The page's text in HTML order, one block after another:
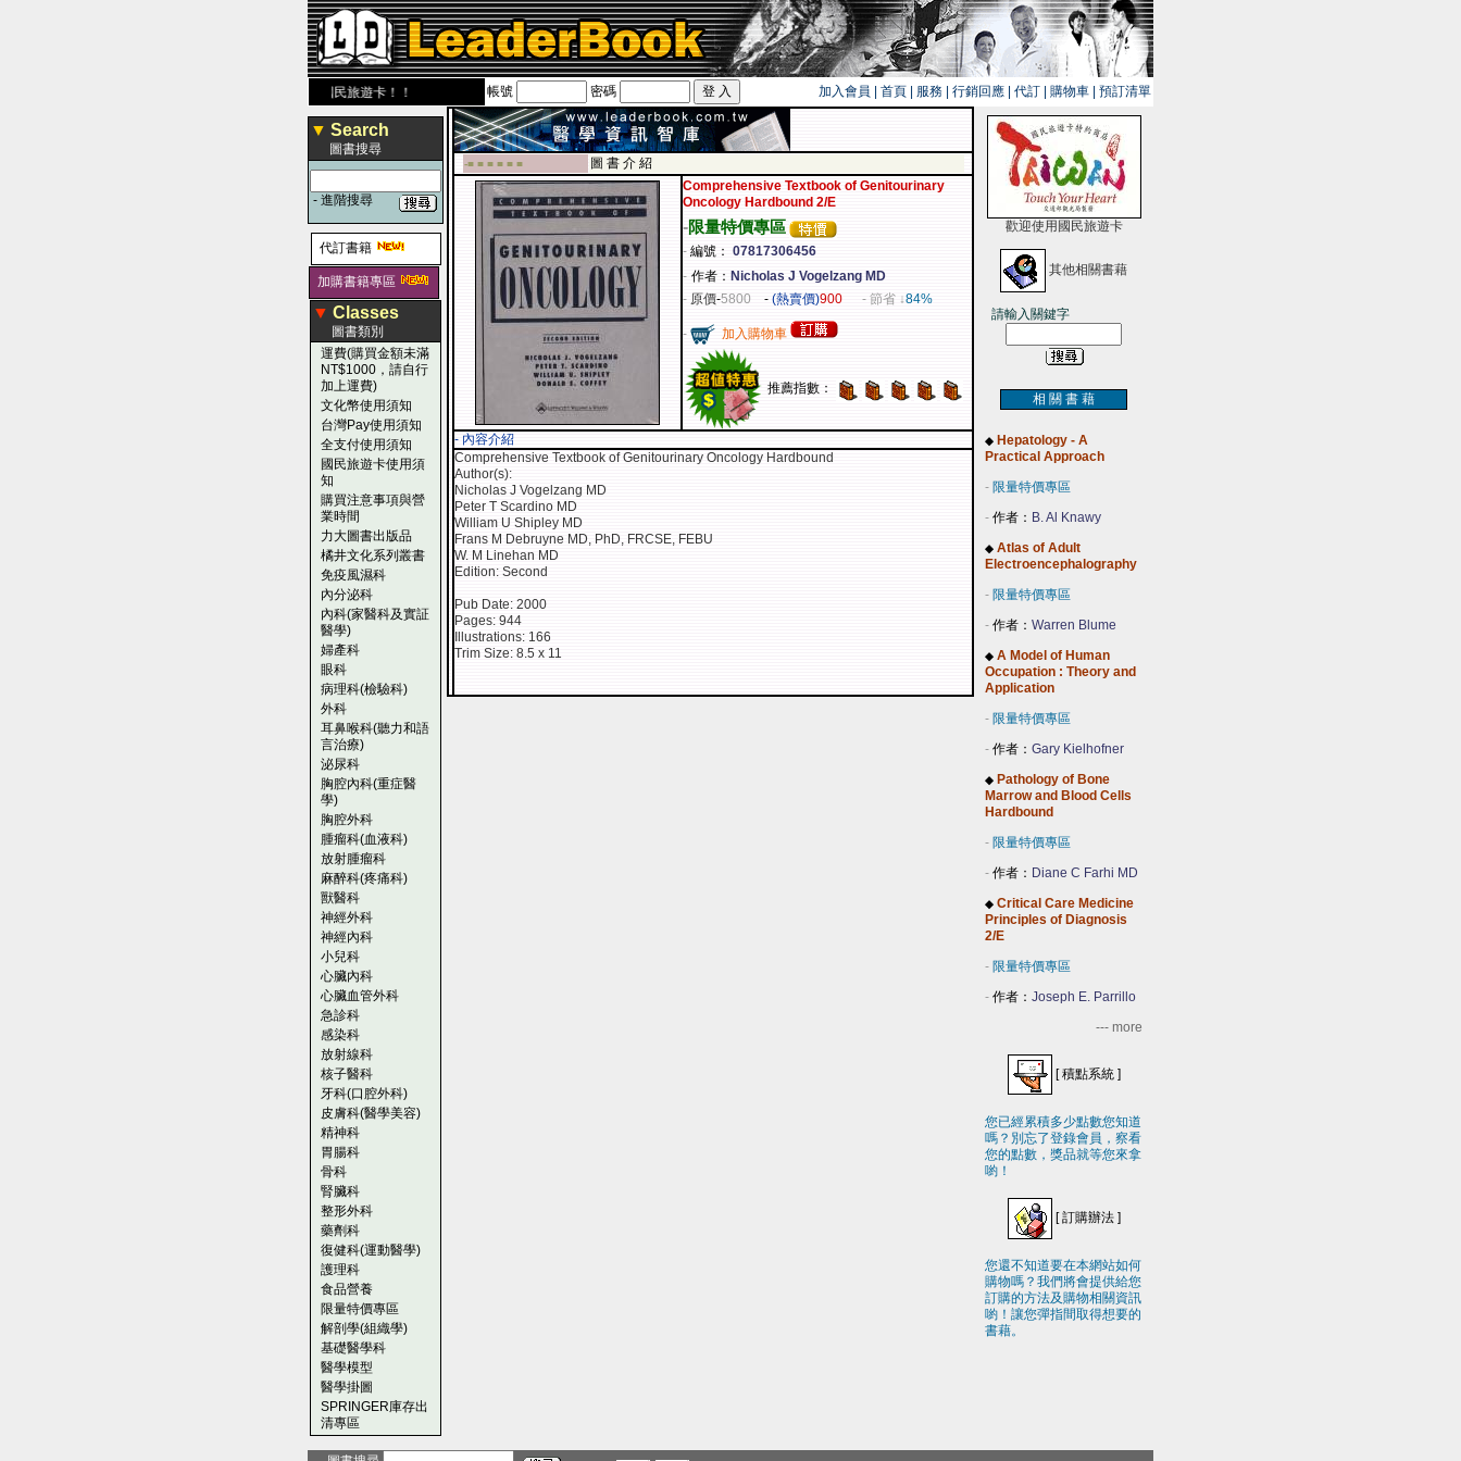
歡迎使用 國民旅遊卡！！ 帳號 密碼 加入會員 首頁 服務 行銷回應 代訂 購物車 預訂清單
▼ Search
圖書搜尋
- 進階搜尋
代訂書籍
加購書籍專區
▼ Classes
圖書類別
運費(購買金額未滿
NT$1000，請自行
加上運費)
文化幣使用須知
台灣Pay使用須知
全支付使用須知
國民旅遊卡使用須
知
購買注意事項與營
業時間
力大圖書出版品
橘井文化系列叢書
免疫風濕科
內分泌科
內科(家醫科及實証
醫學)
婦產科
眼科
病理科(檢驗科)
外科
耳鼻喉科(聽力和語
言治療)
泌尿科
胸腔內科(重症醫
學)
胸腔外科
腫瘤科(血液科)
放射腫瘤科
麻醉科(疼痛科)
獸醫科
神經外科
神經內科
小兒科
心臟內科
心臟血管外科
急診科
感染科
放射線科
核子醫科
牙科(口腔外科)
皮膚科(醫學美容)
精神科
胃腸科
骨科
腎臟科
整形外科
藥劑科
復健科(運動醫學)
護理科
食品營養
限量特價專區
解剖學(組織學)
基礎醫學科
醫學模型
醫學掛圖
SPRINGER庫存出
清專區
-■ ■ ■ ■ ■ ■
圖 書 介 紹
Comprehensive Textbook of Genitourinary
Oncology Hardbound 2/E
-限量特價專區
- 編號： 07817306456
- 作者： Nicholas J Vogelzang MD
- 原價-5800 - (熱賣價)900 - 節省 ↓84%
- 加入購物車
推薦指數：
- 內容介紹
Comprehensive Textbook of Genitourinary Oncology Hardbound
Author(s):
Nicholas J Vogelzang MD
Peter T Scardino MD
William U Shipley MD
Frans M Debruyne MD, PhD, FRCSE, FEBU
W. M Linehan MD
Edition: Second
Pub Date: 2000
Pages: 944
Illustrations: 166
Trim Size: 8.5 x 11
歡迎使用國民旅遊卡
其他相關書藉
請輸入關鍵字
相 關 書 藉
◆ Hepatology - A
Practical Approach
- 限量特價專區
- 作者： B. Al Knawy
◆ Atlas of Adult
Electroencephalography
- 限量特價專區
- 作者： Warren Blume
◆ A Model of Human
Occupation : Theory and
Application
- 限量特價專區
- 作者： Gary Kielhofner
◆ Pathology of Bone
Marrow and Blood Cells
Hardbound
- 限量特價專區
- 作者： Diane C Farhi MD
◆ Critical Care Medicine
Principles of Diagnosis
2/E
- 限量特價專區
- 作者： Joseph E. Parrillo
--- more
[積點系統 ]
您已經累積多少點數您知道
嗎？別忘了登錄會員，察看
您的點數，獎品就等您來拿
喲！
[訂購辦法]
您還不知道要在本網站如何
購物嗎？我們將會提供給您
訂購的方法及購物相關資訊
喲！讓您彈指間取得想要的
書藉。